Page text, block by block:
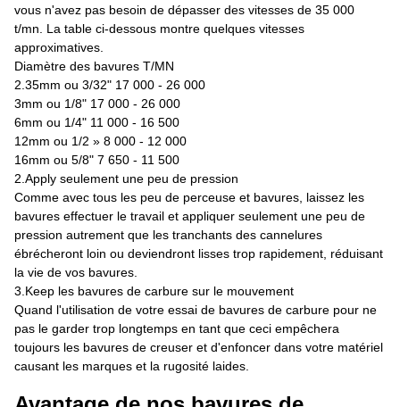
vous n'avez pas besoin de dépasser des vitesses de 35 000
t/mn. La table ci-dessous montre quelques vitesses
approximatives.
Diamètre des bavures T/MN
2.35mm ou 3/32" 17 000 - 26 000
3mm ou 1/8" 17 000 - 26 000
6mm ou 1/4" 11 000 - 16 500
12mm ou 1/2 » 8 000 - 12 000
16mm ou 5/8" 7 650 - 11 500
2.Apply seulement une peu de pression
Comme avec tous les peu de perceuse et bavures, laissez les
bavures effectuer le travail et appliquer seulement une peu de
pression autrement que les tranchants des cannelures
ébrécheront loin ou deviendront lisses trop rapidement, réduisant
la vie de vos bavures.
3.Keep les bavures de carbure sur le mouvement
Quand l'utilisation de votre essai de bavures de carbure pour ne
pas le garder trop longtemps en tant que ceci empêchera
toujours les bavures de creuser et d'enfoncer dans votre matériel
causant les marques et la rugosité laides.